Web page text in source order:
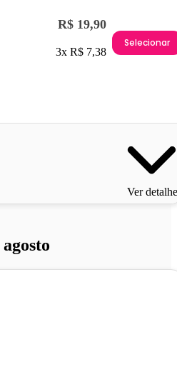
R$ 19,90
3x R$ 7,38
Selecionar
Ver